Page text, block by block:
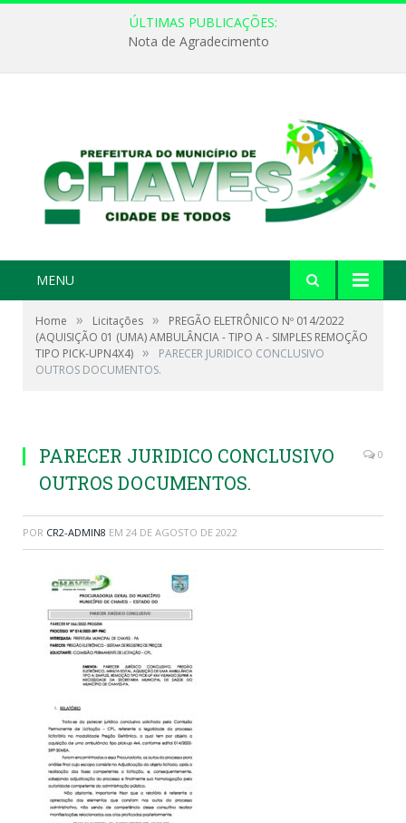
ÚLTIMAS PUBLICAÇÕES:
Nota de Agradecimento
MENU
Home » Licitações »
PREGÃO ELETRÔNICO Nº 014/2022
(AQUISIÇÃO 01 (UMA) AMBULÂNCIA - TIPO A - SIMPLES REMOÇÃO
TIPO PICK-UPN4X4) »
PARECER JURIDICO CONCLUSIVO
OUTROS DOCUMENTOS.
PARECER JURIDICO CONCLUSIVO
OUTROS DOCUMENTOS.
0
POR CR2-ADMIN8 EM 24 DE AGOSTO DE 2022